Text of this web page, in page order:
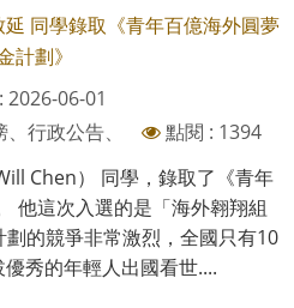
延 同學錄取《青年百億海外圓夢
計劃》
06-01
行政公告、
點閱 : 1394
Chen） 同學，錄取了《青年
他這次入選的是「海外翱翔組
劃的競爭非常激烈，全國只有10
秀的年輕人出國看世....